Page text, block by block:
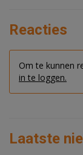
Reacties
Om te kunnen
in te loggen.
Laatste